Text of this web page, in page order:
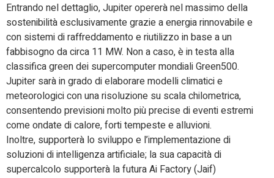
Entrando nel dettaglio, Jupiter opererà nel massimo della
sostenibilità esclusivamente grazie a energia rinnovabile e
con sistemi di raffreddamento e riutilizzo in base a un
fabbisogno da circa 11 MW. Non a caso, è in testa alla
classifica green dei supercomputer mondiali Green500.
Jupiter sarà in grado di elaborare modelli climatici e
meteorologici con una risoluzione su scala chilometrica,
consentendo previsioni molto più precise di eventi estremi
come ondate di calore, forti tempeste e alluvioni.
Inoltre, supporterà lo sviluppo e l’implementazione di
soluzioni di intelligenza artificiale; la sua capacità di
supercalcolo supporterà la futura Ai Factory (Jaif)